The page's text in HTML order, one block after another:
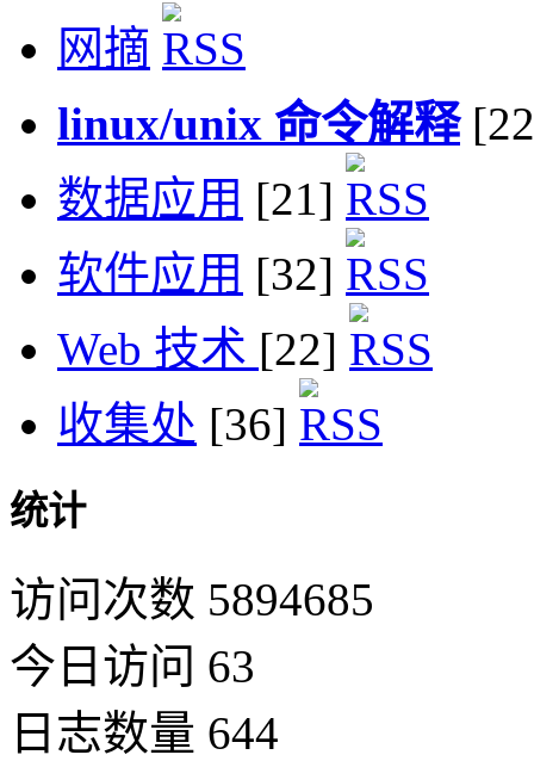
网摘
linux/unix 命令解释
数据应用 [21]
软件应用 [32]
Web 技术 [22]
收集处 [36]
统计
访问次数 5894685
今日访问 63
日志数量 644